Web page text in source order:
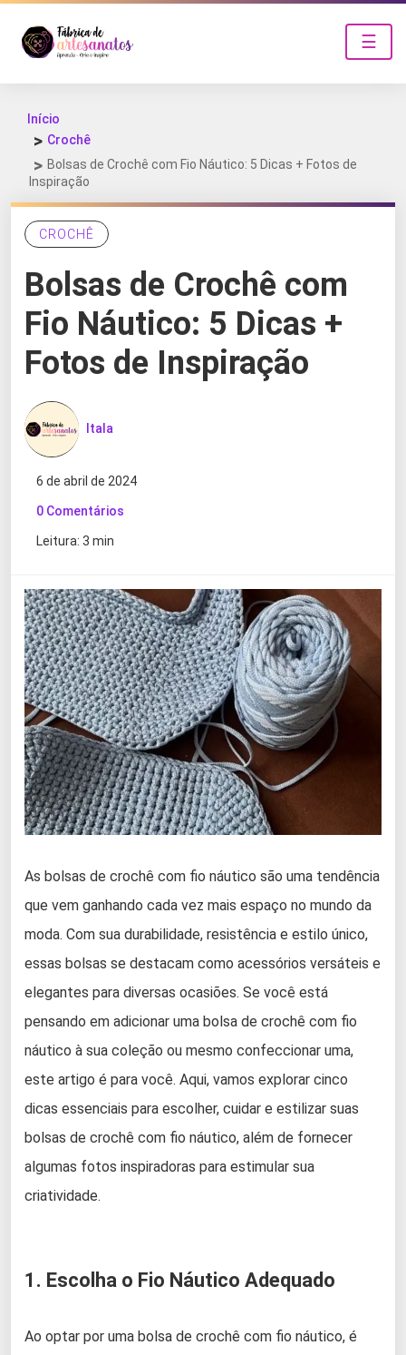
☰
Início
Crochê
Bolsas de Crochê com Fio Náutico: 5 Dicas + Fotos de
Inspiração
CROCHÊ
Bolsas de Crochê com
Fio Náutico: 5 Dicas +
Fotos de Inspiração
Itala
6 de abril de 2024
0 Comentários
Leitura: 3 min
As bolsas de crochê com fio náutico são uma tendência
que vem ganhando cada vez mais espaço no mundo da
moda. Com sua durabilidade, resistência e estilo único,
essas bolsas se destacam como acessórios versáteis e
elegantes para diversas ocasiões. Se você está
pensando em adicionar uma bolsa de crochê com fio
náutico à sua coleção ou mesmo confeccionar uma,
este artigo é para você. Aqui, vamos explorar cinco
dicas essenciais para escolher, cuidar e estilizar suas
bolsas de crochê com fio náutico, além de fornecer
algumas fotos inspiradoras para estimular sua
criatividade.
1. Escolha o Fio Náutico Adequado
Ao optar por uma bolsa de crochê com fio náutico, é